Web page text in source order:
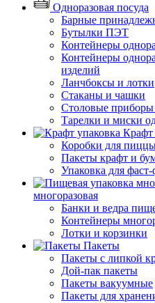
Одноразовая посуда
Барные
Бутылки ПЭТ
Контейнеры
Контейнеры
изделий
Ланчбоксы и лотки
Стаканы и чашки
Столовые приборы
Тарелки и миски
Крафт
Коробки для
Пакеты крафт и
Упаковка для фаст-
многоразовая
Банки и ведра
Контейнеры
Лотки и корзинки
Пакеты
Пакеты с липкой
Дой-пак пакеты
Пакеты вакуумные
Пакеты для